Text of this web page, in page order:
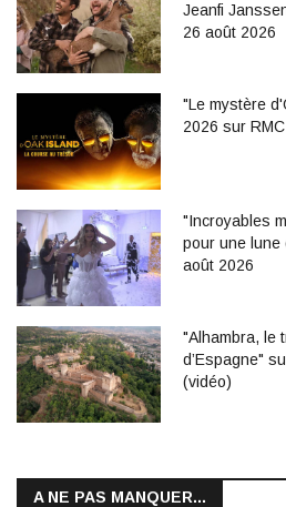
Jeanfi
26 août 2026
"Le mystère
2026 sur
"Incroyables
pour une lune
août 2026
"Alhambra, le
d’Espagne"
(vidéo)
A NE PAS MANQUER...